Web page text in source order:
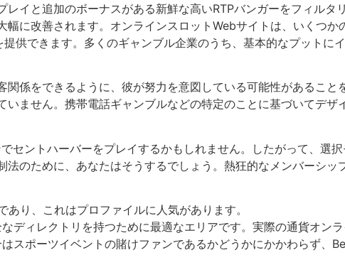
イと追加のボーナスがある新鮮な高いRTPバンガーをフィルタ
に改善されます。オンラインスロットWebサイトは、いくつ
供できます。多くのギャンブル企業のうち、基本的なプットに
係をできるように、彼が努力を意図している可能性があるこ
ません。携帯電話ギャンブルなどの特定のことに基づいてデ
セントハーバーをプレイするかもしれません。したがって、選
のために、あなたはそうするでしょう。熱狂的なメンバーシ
り、これはプロファイルに人気があります。
ィレクトリを持つために最適なエリアです。実際の通貨オンラ
スポーツイベントの賭けファンであるかどうかにかかわらず、